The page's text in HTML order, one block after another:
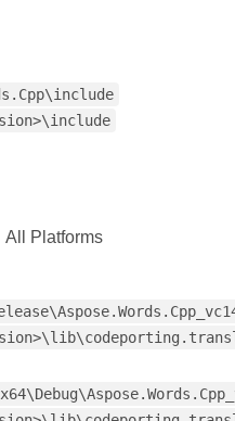
Platforms